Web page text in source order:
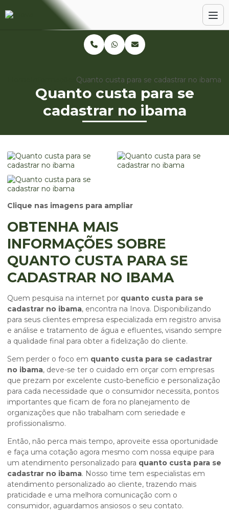
Quanto custa para se cadastrar no ibama
Quanto custa para se
cadastrar no ibama
Clique nas imagens para ampliar
OBTENHA MAIS
INFORMAÇÕES SOBRE
QUANTO CUSTA PARA SE
CADASTRAR NO IBAMA
Quem pesquisa na internet por quanto custa para se
cadastrar no ibama, encontra na Inova. Disponibilizando
para seus clientes empresa especializada em registro anvisa
e análise e tratamento de água e efluentes, visando sempre
a qualidade final para obter a fidelização do cliente.
Sem perder o foco em quanto custa para se cadastrar
no ibama, deve-se ter o cuidado em orçar com empresas
que prezam por excelente custo-benefício e personalização
para cada necessidade que o consumidor necessita, pontos
importantes que ficam de fora no planejamento de
organizações que não trabalham com seriedade e
profissionalismo.
Então, não perca mais tempo, aproveite essa oportunidade
e faça uma cotação agora mesmo com nossa equipe para
um atendimento personalizado para quanto custa para se
cadastrar no ibama. Nosso time tem especialistas em
atendimento personalizado ao cliente, trazendo mais
praticidade e uma melhora comunicação com o
consumidor, aguardamos ansiosos o seu contato.